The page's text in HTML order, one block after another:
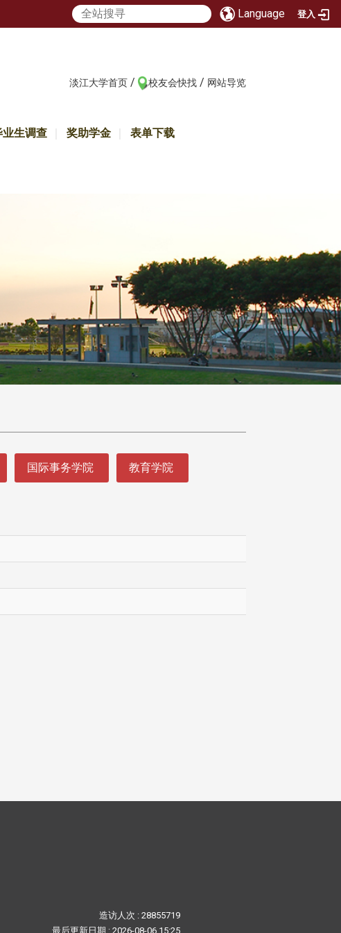
Language 登入
淡江大学首页 / 校友会快找 / 网站导览
业生调查 奖助学金 表单下载
国际事务学院 教育学院
造访人次 : 28855719
最后更新日期 : 2026-08-06 15:25